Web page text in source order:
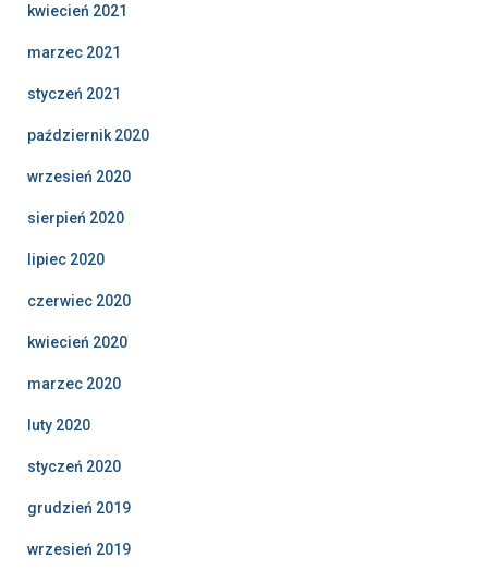
kwiecień 2021
marzec 2021
styczeń 2021
październik 2020
wrzesień 2020
sierpień 2020
lipiec 2020
czerwiec 2020
kwiecień 2020
marzec 2020
luty 2020
styczeń 2020
grudzień 2019
wrzesień 2019